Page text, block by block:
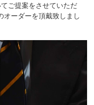
ご提案をさせていただ
オーダーを頂戴致しまし